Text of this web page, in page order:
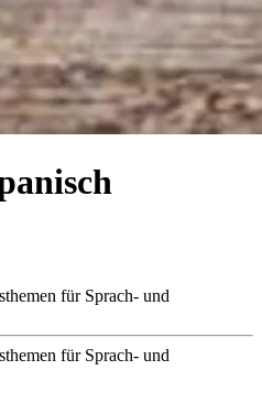
für Sprach- und
für Sprach- und